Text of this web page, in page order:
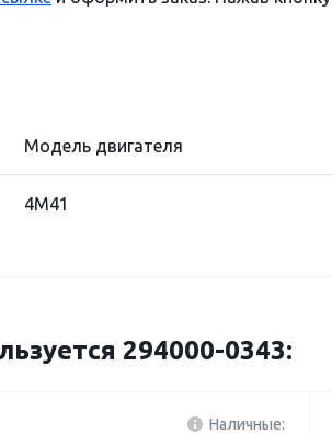
Модель двигателя
4M41
294000-0343:
Наличные: